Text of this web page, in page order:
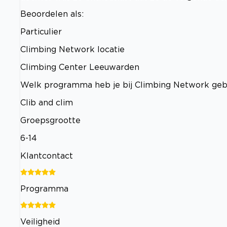
Beoordelen als:
Particulier
Climbing Network locatie
Climbing Center Leeuwarden
Welk programma heb je bij Climbing Network
Clib and clim
Groepsgrootte
6-14
Klantcontact
Programma
Veiligheid